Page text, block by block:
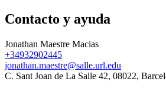
Contacto y ayuda
Jonathan Maestre Macias
+34932902445
jonathan.maestre@salle.url.edu
C. Sant Joan de La Salle 42, 08022,